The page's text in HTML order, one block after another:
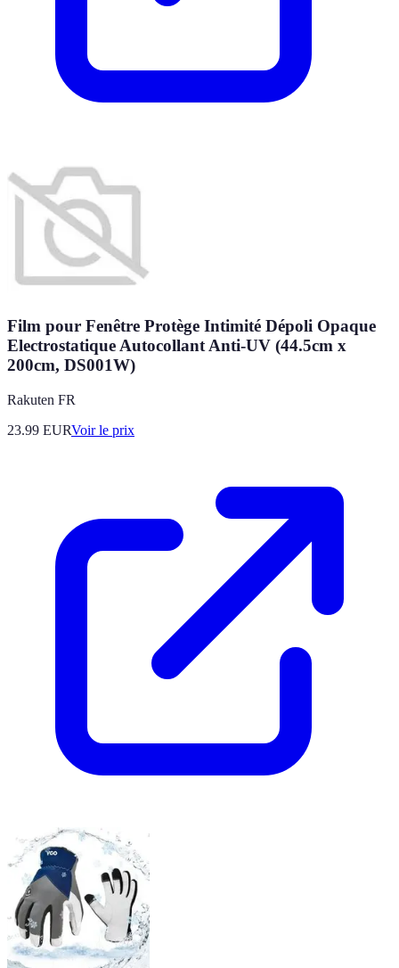
Film pour Fenêtre Protège Intimité Dépoli Opaque
Electrostatique Autocollant Anti-UV (44.5cm x
200cm, DS001W)
Rakuten FR
23.99 EURVoir le prix